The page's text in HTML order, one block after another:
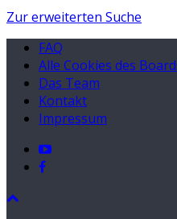
Zur erweiterten Suche
FAQ
Alle Cookies des
Das Team
Kontakt
Impressum